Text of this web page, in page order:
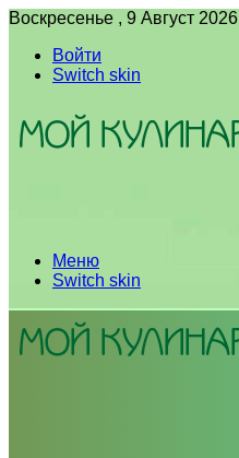
Воскресенье , 9 Август 2026
Войти
Switch skin
Меню
Switch skin